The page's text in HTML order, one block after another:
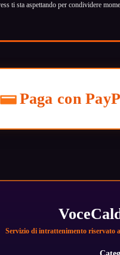
ti sta aspettando per condividere
Paga con
Servizio di intrattenimento riservato